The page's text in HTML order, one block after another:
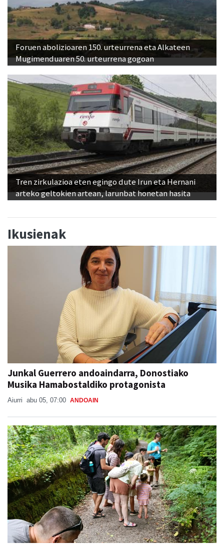
Foruen abolizioaren 150. urteurrena eta Alkateen
Mugimenduaren 50. urteurrena gogoan
Tren zirkulazioa eten egingo dute Irun eta Hernani
arteko geltokien artean, larunbat honetan hasita
Ikusienak
Junkal Guerrero andoaindarra, Donostiako
Musika Hamabostaldiko protagonista
Aiurri abu 05, 07:00 ANDOAIN